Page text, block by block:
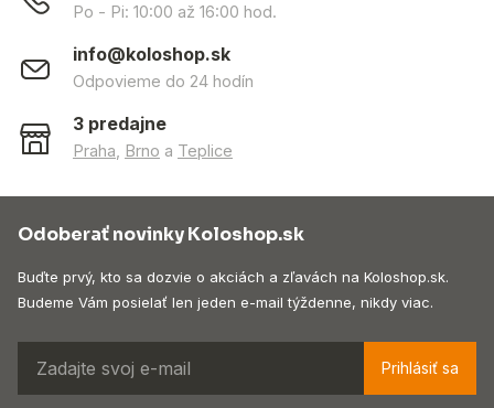
Po - Pi: 10:00 až 16:00 hod.
info@koloshop.sk
Odpovieme do 24 hodín
3 predajne
Praha Brno a Teplice
Odoberať novinky Koloshop.sk
Buďte prvý, kto sa dozvie o akciách a zľavách na Koloshop.sk.
Budeme Vám posielať len jeden e-mail týždenne, nikdy viac.
Prihlásiť sa